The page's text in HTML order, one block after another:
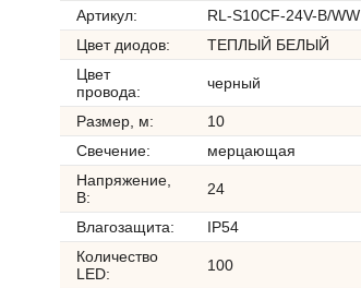
Артикул:
RL-S10CF-24V-B/WW
Цвет диодов:
ТЕПЛЫЙ БЕЛЫЙ
Цвет
провода:
черный
Размер, м:
10
Свечение:
мерцающая
Напряжение,
В:
24
Влагозащита:
IP54
Количество
LED:
100